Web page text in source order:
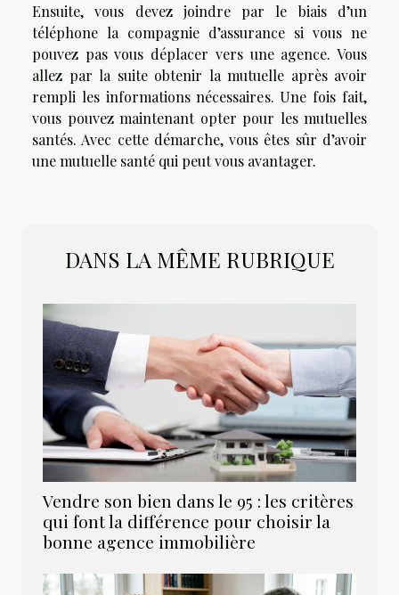
Ensuite, vous devez joindre par le biais d’un
téléphone la compagnie d’assurance si vous ne
pouvez pas vous déplacer vers une agence. Vous
allez par la suite obtenir la mutuelle après avoir
rempli les informations nécessaires. Une fois fait,
vous pouvez maintenant opter pour les mutuelles
santés. Avec cette démarche, vous êtes sûr d’avoir
une mutuelle santé qui peut vous avantager.
DANS LA MÊME RUBRIQUE
Vendre son bien dans le 95 : les critères
qui font la différence pour choisir la
bonne agence immobilière